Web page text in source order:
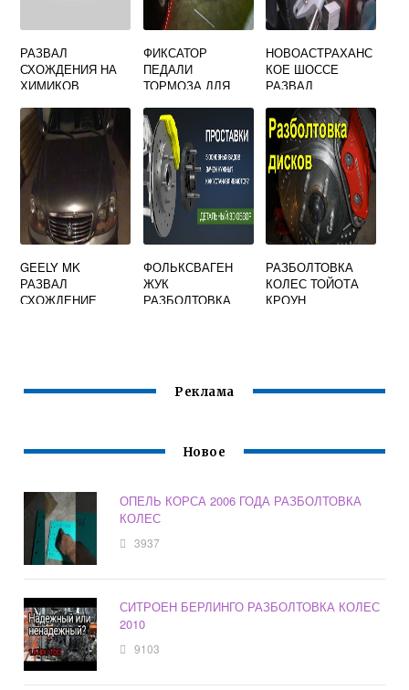
РАЗВАЛ
СХОЖДЕНИЯ НА
ХИМИКОВ
ФИКСАТОР
ПЕДАЛИ
ТОРМОЗА ДЛЯ
СХОЖДЕНИЯ
НОВОАСТРАХАНС
КОЕ ШОССЕ
РАЗВАЛ
GEELY MK
РАЗВАЛ
СХОЖДЕНИЕ
ФОЛЬКСВАГЕН
ЖУК
РАЗБОЛТОВКА
РАЗБОЛТОВКА
КОЛЕС ТОЙОТА
КРОУН
Реклама
Новое
ОПЕЛЬ КОРСА 2006 ГОДА РАЗБОЛТОВКА
КОЛЕС
3937
СИТРОЕН БЕРЛИНГО РАЗБОЛТОВКА КОЛЕС
2010
9103